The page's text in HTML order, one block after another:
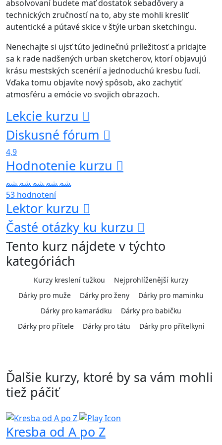
absolvovaní budete mať dostatok sebadôvery a
technických zručností na to, aby ste mohli kresliť
autentické a pútavé skice v štýle urban sketchingu.
Nenechajte si ujsť túto jedinečnú príležitosť a pridajte
sa k rade nadšených urban sketcherov, ktorí objavujú
krásu mestských scenérií a jednoduchú kresbu ľudí.
Vďaka tomu objavíte nový spôsob, ako zachytiť
atmosféru a emócie vo svojich obrazoch.
Lekcie kurzu
Diskusné fórum
4,9
Hodnotenie kurzu
53 hodnotení
Lektor kurzu
Časté otázky ku kurzu
Tento kurz nájdete v týchto
kategóriách
Kurzy kreslení tužkou
Nejprohlíženější kurzy
Dárky pro muže
Dárky pro ženy
Dárky pro maminku
Dárky pro kamarádku
Dárky pro babičku
Dárky pro přítele
Dárky pro tátu Dárky pro přítelkyni
Ďalšie kurzy, ktoré by sa vám mohli
tiež páčiť
Kresba od A po Z